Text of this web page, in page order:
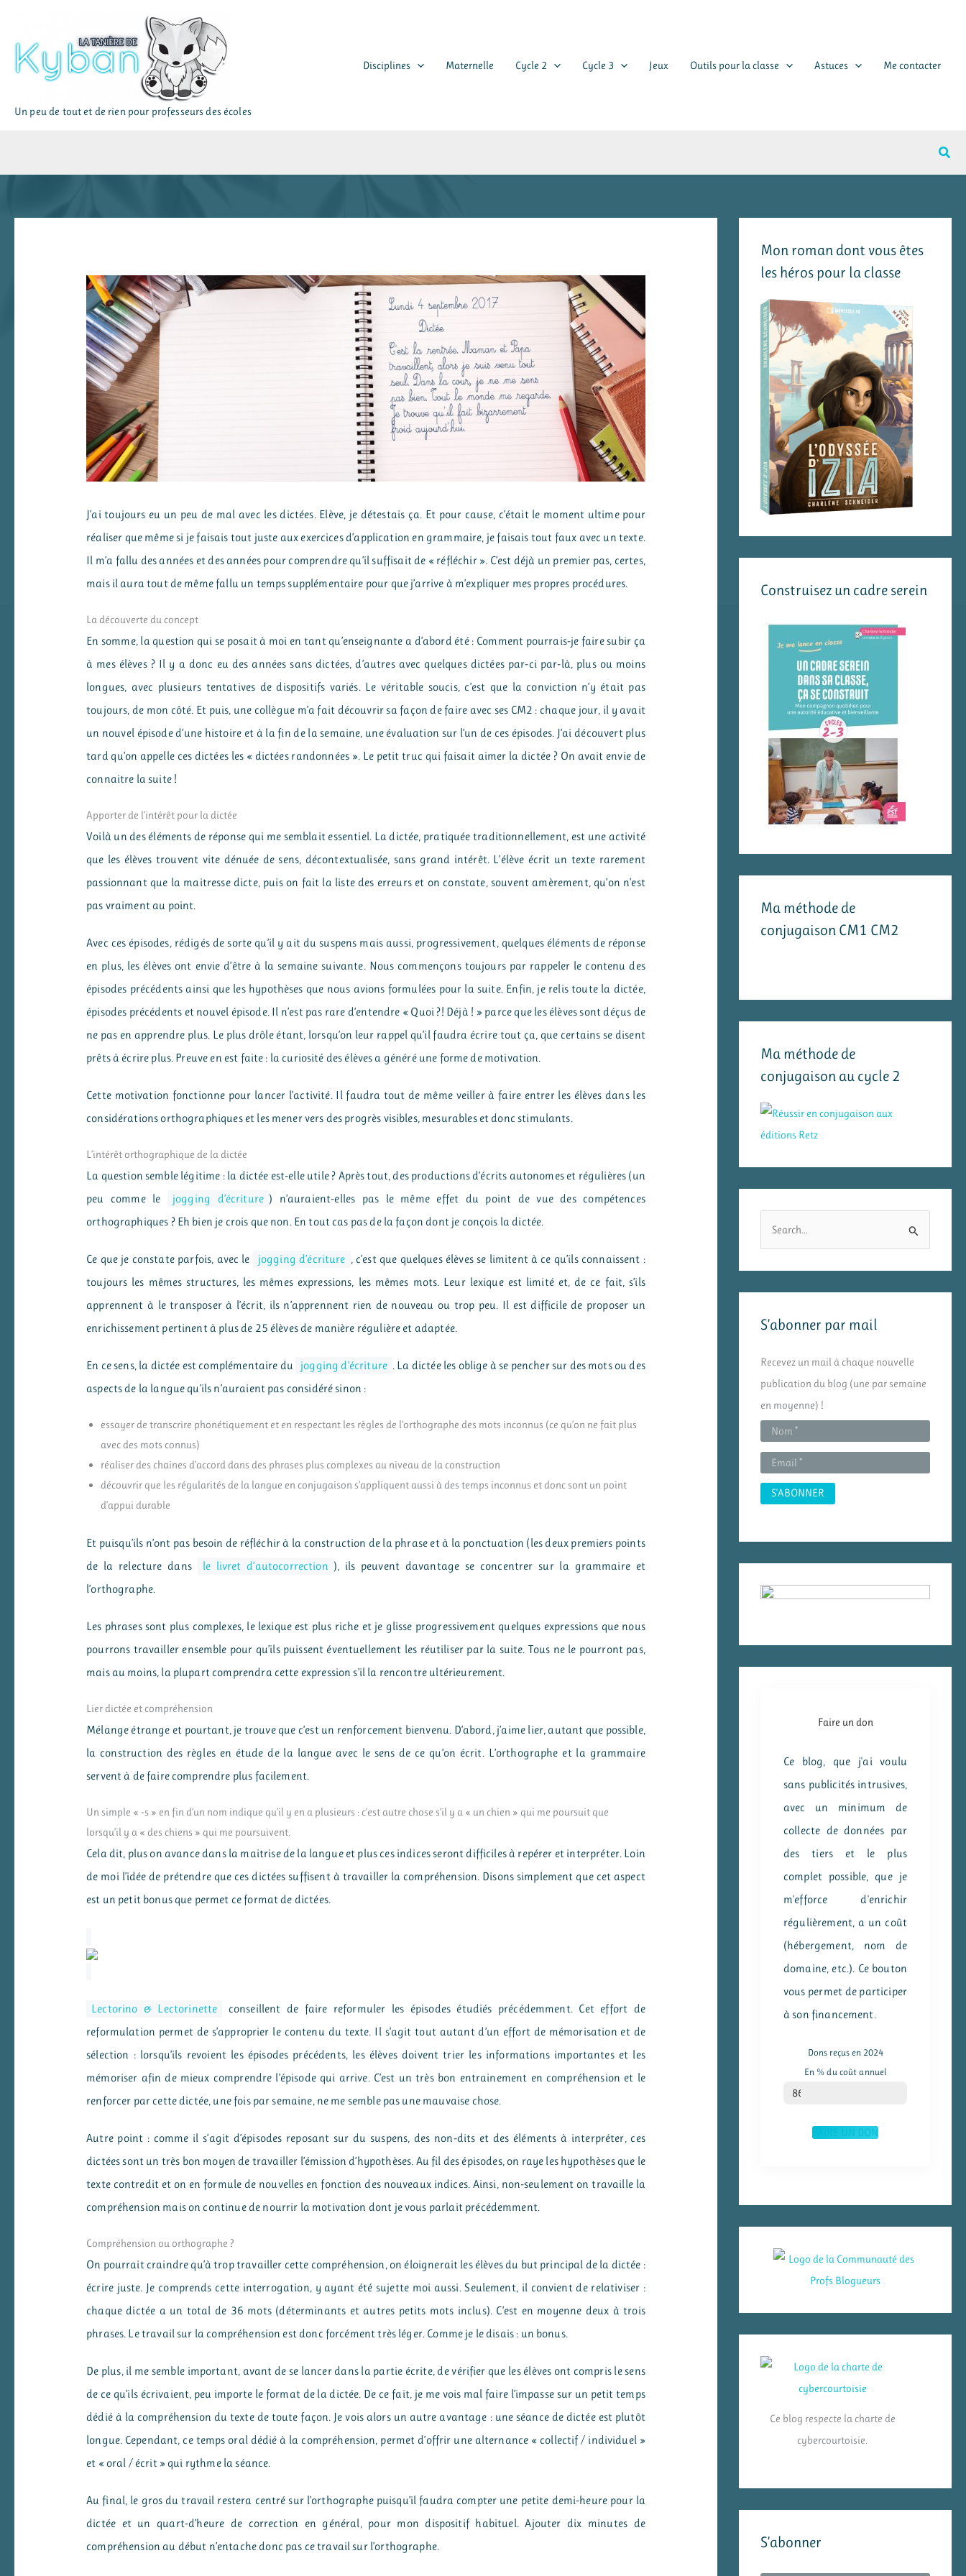
contenu
Un peu de tout et de rien pour professeurs des écoles
Disciplines Maternelle Cycle 2 Cycle 3 Jeux Outils pour la classe Astuces Me contacter
J’ai toujours eu un peu de mal avec les dictées. Elève, je détestais ça. Et pour cause, c’était le moment ultime pour
réaliser que même si je faisais tout juste aux exercices d’application en grammaire, je faisais tout faux avec un texte.
Il m’a fallu des années et des années pour comprendre qu’il suffisait de « réfléchir ». C’est déjà un premier pas, certes,
mais il aura tout de même fallu un temps supplémentaire pour que j’arrive à m’expliquer mes propres procédures.
La découverte du concept
En somme, la question qui se posait à moi en tant qu’enseignante a d’abord été : Comment pourrais-je faire subir ça
à mes élèves ? Il y a donc eu des années sans dictées, d’autres avec quelques dictées par-ci par-là, plus ou moins
longues, avec plusieurs tentatives de dispositifs variés. Le véritable soucis, c’est que la conviction n’y était pas
toujours, de mon côté. Et puis, une collègue m’a fait découvrir sa façon de faire avec ses CM2 : chaque jour, il y avait
un nouvel épisode d’une histoire et à la fin de la semaine, une évaluation sur l’un de ces épisodes. J’ai découvert plus
tard qu’on appelle ces dictées les « dictées randonnées ». Le petit truc qui faisait aimer la dictée ? On avait envie de
connaitre la suite !
Apporter de l’intérêt pour la dictée
Voilà un des éléments de réponse qui me semblait essentiel. La dictée, pratiquée traditionnellement, est une activité
que les élèves trouvent vite dénuée de sens, décontextualisée, sans grand intérêt. L’élève écrit un texte rarement
passionnant que la maitresse dicte, puis on fait la liste des erreurs et on constate, souvent amèrement, qu’on n’est
pas vraiment au point.
Avec ces épisodes, rédigés de sorte qu’il y ait du suspens mais aussi, progressivement, quelques éléments de réponse
en plus, les élèves ont envie d’être à la semaine suivante. Nous commençons toujours par rappeler le contenu des
épisodes précédents ainsi que les hypothèses que nous avions formulées pour la suite. Enfin, je relis toute la dictée,
épisodes précédents et nouvel épisode. Il n’est pas rare d’entendre « Quoi ?! Déjà ! » parce que les élèves sont déçus de
ne pas en apprendre plus. Le plus drôle étant, lorsqu’on leur rappel qu’il faudra écrire tout ça, que certains se disent
prêts à écrire plus. Preuve en est faite : la curiosité des élèves a généré une forme de motivation.
Cette motivation fonctionne pour lancer l’activité. Il faudra tout de même veiller à faire entrer les élèves dans les
considérations orthographiques et les mener vers des progrès visibles, mesurables et donc stimulants.
L’intérêt orthographique de la dictée
La question semble légitime : la dictée est-elle utile ? Après tout, des productions d’écrits autonomes et régulières (un
peu comme le
jogging d’écriture ) n’auraient-elles pas le même effet du point de vue des compétences
orthographiques ? Eh bien je crois que non. En tout cas pas de la façon dont je conçois la dictée.
Ce que je constate parfois, avec le jogging d’écriture , c’est que quelques élèves se limitent à ce qu’ils connaissent :
toujours les mêmes structures, les mêmes expressions, les mêmes mots. Leur lexique est limité et, de ce fait, s’ils
apprennent à le transposer à l’écrit, ils n’apprennent rien de nouveau ou trop peu. Il est difficile de proposer un
enrichissement pertinent à plus de 25 élèves de manière régulière et adaptée.
En ce sens, la dictée est complémentaire du jogging d’écriture . La dictée les oblige à se pencher sur des mots ou des
aspects de la langue qu’ils n’auraient pas considéré sinon :
essayer de transcrire phonétiquement et en respectant les règles de l’orthographe des mots inconnus (ce qu’on ne fait plus
avec des mots connus)
réaliser des chaines d’accord dans des phrases plus complexes au niveau de la construction
découvrir que les régularités de la langue en conjugaison s’appliquent aussi à des temps inconnus et donc sont un point
d’appui durable
Et puisqu’ils n’ont pas besoin de réfléchir à la construction de la phrase et à la ponctuation (les deux premiers points
de la relecture dans
le livret d’autocorrection ), ils peuvent davantage se concentrer sur la grammaire et
l’orthographe.
Les phrases sont plus complexes, le lexique est plus riche et je glisse progressivement quelques expressions que nous
pourrons travailler ensemble pour qu’ils puissent éventuellement les réutiliser par la suite. Tous ne le pourront pas,
mais au moins, la plupart comprendra cette expression s’il la rencontre ultérieurement.
Lier dictée et compréhension
Mélange étrange et pourtant, je trouve que c’est un renforcement bienvenu. D’abord, j’aime lier, autant que possible,
la construction des règles en étude de la langue avec le sens de ce qu’on écrit. L’orthographe et la grammaire
servent à de faire comprendre plus facilement.
Un simple « -s » en fin d’un nom indique qu’il y en a plusieurs : c’est autre chose s’il y a « un chien » qui me poursuit que
lorsqu’il y a « des chiens » qui me poursuivent.
Cela dit, plus on avance dans la maitrise de la langue et plus ces indices seront difficiles à repérer et interpréter. Loin
de moi l’idée de prétendre que ces dictées suffisent à travailler la compréhension. Disons simplement que cet aspect
est un petit bonus que permet ce format de dictées.
Lectorino & Lectorinette
conseillent de faire reformuler les épisodes étudiés précédemment. Cet effort de
reformulation permet de s’approprier le contenu du texte. Il s’agit tout autant d’un effort de mémorisation et de
sélection : lorsqu’ils revoient les épisodes précédents, les élèves doivent trier les informations importantes et les
mémoriser afin de mieux comprendre l’épisode qui arrive. C’est un très bon entrainement en compréhension et le
renforcer par cette dictée, une fois par semaine, ne me semble pas une mauvaise chose.
Autre point : comme il s’agit d’épisodes reposant sur du suspens, des non-dits et des éléments à interpréter, ces
dictées sont un très bon moyen de travailler l’émission d’hypothèses. Au fil des épisodes, on raye les hypothèses que le
texte contredit et on en formule de nouvelles en fonction des nouveaux indices. Ainsi, non-seulement on travaille la
compréhension mais on continue de nourrir la motivation dont je vous parlait précédemment.
Compréhension ou orthographe ?
On pourrait craindre qu’à trop travailler cette compréhension, on éloignerait les élèves du but principal de la dictée :
écrire juste. Je comprends cette interrogation, y ayant été sujette moi aussi. Seulement, il convient de relativiser :
chaque dictée a un total de 36 mots (déterminants et autres petits mots inclus). C’est en moyenne deux à trois
phrases. Le travail sur la compréhension est donc forcément très léger. Comme je le disais : un bonus.
De plus, il me semble important, avant de se lancer dans la partie écrite, de vérifier que les élèves ont compris le sens
de ce qu’ils écrivaient, peu importe le format de la dictée. De ce fait, je me vois mal faire l’impasse sur un petit temps
dédié à la compréhension du texte de toute façon. Je vois alors un autre avantage : une séance de dictée est plutôt
longue. Cependant, ce temps oral dédié à la compréhension, permet d’offrir une alternance « collectif / individuel »
et « oral / écrit » qui rythme la séance.
Au final, le gros du travail restera centré sur l’orthographe puisqu’il faudra compter une petite demi-heure pour la
dictée et un quart-d’heure de correction en général, pour mon dispositif habituel. Ajouter dix minutes de
compréhension au début n’entache donc pas ce travail sur l’orthographe.
Mon roman dont vous êtes
les héros pour la classe
Construisez un cadre serein
Ma méthode de
conjugaison CM1 CM2
Ma méthode de
conjugaison au cycle 2
r
e
:
S’abonner par mail
Recevez un mail à chaque nouvelle
publication du blog (une par semaine
en moyenne) !
Faire un don
Ce blog, que j'ai voulu
sans publicités intrusives,
avec un minimum de
collecte de données par
des tiers et le plus
complet possible, que je
m'efforce d'enrichir
régulièrement, a un coût
(hébergement, nom de
domaine, etc.). Ce bouton
vous permet de participer
à son financement.
Dons reçus en 2024
En % du coût annuel
% du coût annuel
86
FAIRE UN DON
Ce blog respecte la charte de
cybercourtoisie.
S’abonner